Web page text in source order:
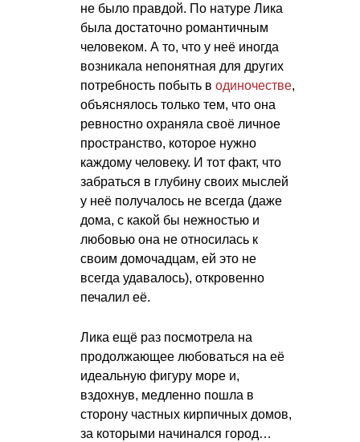
не было правдой. По натуре Лика
была достаточно романтичным
человеком. А то, что у неё иногда
возникала непонятная для других
потребность побыть в одиночестве,
объяснялось только тем, что она
ревностно охраняла своё личное
пространство, которое нужно
каждому человеку. И тот факт, что
забраться в глубину своих мыслей
у неё получалось не всегда (даже
дома, с какой бы нежностью и
любовью она не относилась к
своим домочадцам, ей это не
всегда удавалось), откровенно
печалил её.
Лика ещё раз посмотрела на
продолжающее любоваться на её
идеальную фигуру море и,
вздохнув, медленно пошла в
сторону частных кирпичных домов,
за которыми начинался город…